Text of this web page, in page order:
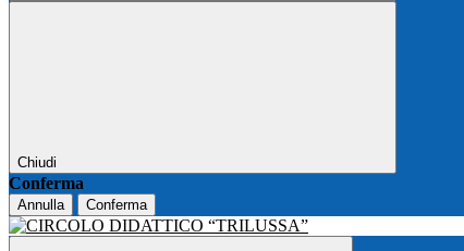
Chiudi
Conferma
Annulla Conferma